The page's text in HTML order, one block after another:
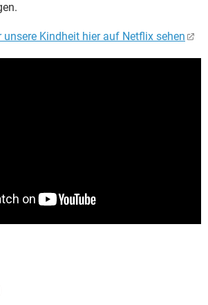
unsere Kindheit hier auf Netflix sehen